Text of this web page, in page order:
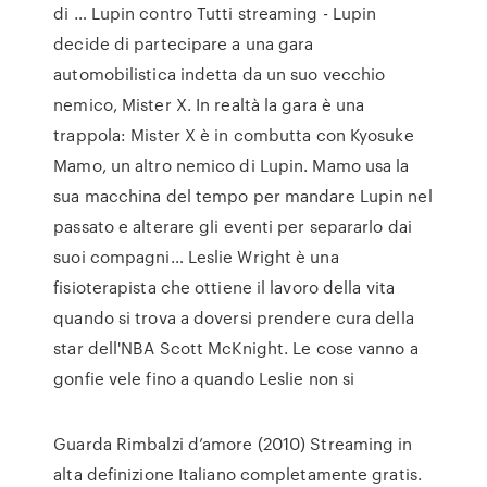
di … Lupin contro Tutti streaming - Lupin
decide di partecipare a una gara
automobilistica indetta da un suo vecchio
nemico, Mister X. In realtà la gara è una
trappola: Mister X è in combutta con Kyosuke
Mamo, un altro nemico di Lupin. Mamo usa la
sua macchina del tempo per mandare Lupin nel
passato e alterare gli eventi per separarlo dai
suoi compagni… Leslie Wright è una
fisioterapista che ottiene il lavoro della vita
quando si trova a doversi prendere cura della
star dell'NBA Scott McKnight. Le cose vanno a
gonfie vele fino a quando Leslie non si
Guarda Rimbalzi d’amore (2010) Streaming in
alta definizione Italiano completamente gratis.